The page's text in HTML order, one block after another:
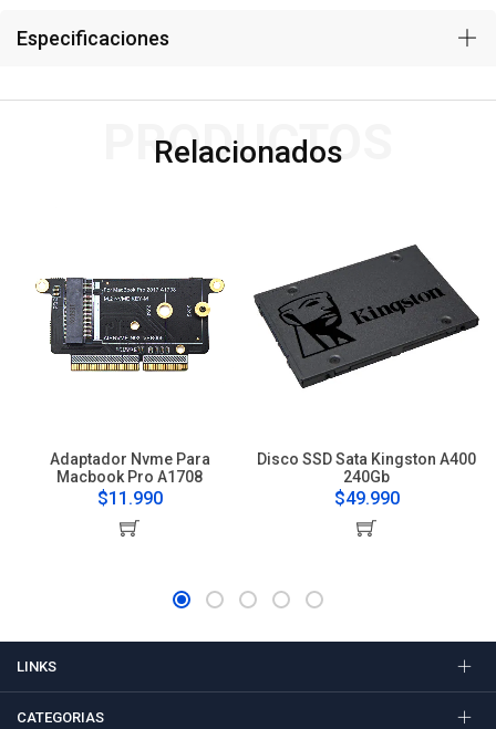
Especificaciones
Relacionados
PRODUCTOS
Adaptador Nvme Para
Macbook Pro A1708
$11.990
Disco SSD Sata Kingston A400
240Gb
$49.990
LINKS
CATEGORIAS